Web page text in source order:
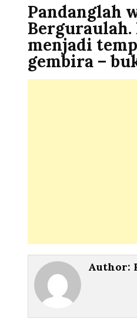
Pandanglah
menjadi
gembira –
Author: